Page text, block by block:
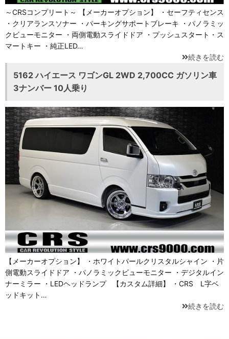
～CRSコンプリート～ 【メーカーオプション】 ・セーフティセンス
・クリアランスソナー ・パーキングサポートブレーキ ・パノラミッ
クビューモニター ・両側電動スライドドア ・プッシュスタート・ス
マートキー ・純正LED…
続きを読む
5162 ハイエース ワゴンGL 2WD 2,700CC ガソリン車
3ナンバー 10人乗り
【メーカーオプション】 ・ホワイトパールクリスタルシャイン ・片
側電動スライドドア ・パノラミックビューモニター ・デジタルイン
ナーミラー ・LEDヘッドランプ 【カスタム詳細】 ・CRS L字ベ
ッドキット…
続きを読む